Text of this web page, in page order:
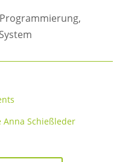
Anna Schießleder